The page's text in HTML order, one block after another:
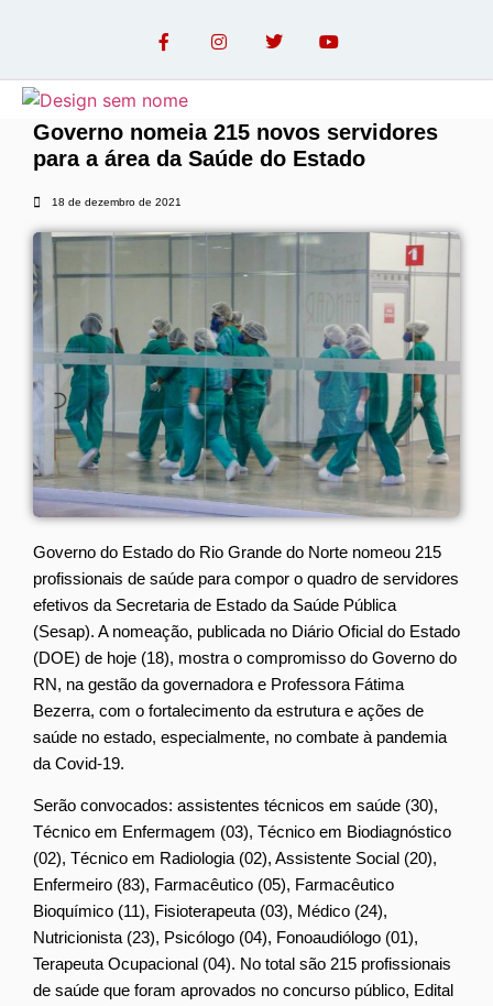
Governo nomeia 215 novos servidores
para a área da Saúde do Estado
18 de dezembro de 2021
Governo do Estado do Rio Grande do Norte nomeou 215
profissionais de saúde para compor o quadro de servidores
efetivos da Secretaria de Estado da Saúde Pública
(Sesap). A nomeação, publicada no Diário Oficial do Estado
(DOE) de hoje (18), mostra o compromisso do Governo do
RN, na gestão da governadora e Professora Fátima
Bezerra, com o fortalecimento da estrutura e ações de
saúde no estado, especialmente, no combate à pandemia
da Covid-19.
Serão convocados: assistentes técnicos em saúde (30),
Técnico em Enfermagem (03), Técnico em Biodiagnóstico
(02), Técnico em Radiologia (02), Assistente Social (20),
Enfermeiro (83), Farmacêutico (05), Farmacêutico
Bioquímico (11), Fisioterapeuta (03), Médico (24),
Nutricionista (23), Psicólogo (04), Fonoaudiólogo (01),
Terapeuta Ocupacional (04). No total são 215 profissionais
de saúde que foram aprovados no concurso público, Edital